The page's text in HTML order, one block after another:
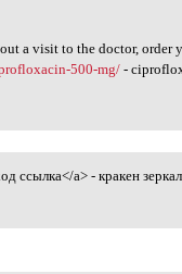
a visit to the doctor, order
500-mg/ -
ссылка</a> - кракен